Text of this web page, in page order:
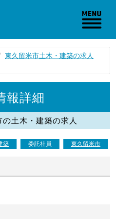
東久留米市土木・建築の求人
報詳細
土木・建築の求人
築 委託社員 東久留米市